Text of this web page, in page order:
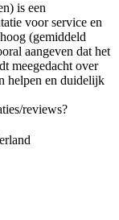
is een
voor service en
(gemiddeld
aangeven dat het
meegedacht over
helpen en duidelijk
reviews?